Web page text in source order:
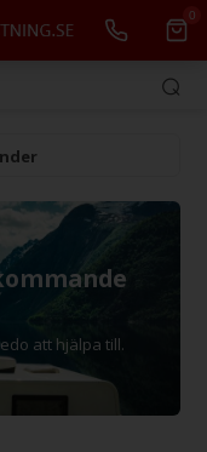
0
att hjälpa till.